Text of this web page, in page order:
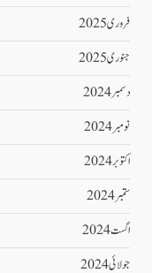
فروری 2025
جنوری 2025
دسمبر 2024
نومبر 2024
اکتوبر 2024
ستمبر 2024
اگست 2024
جولائی 2024